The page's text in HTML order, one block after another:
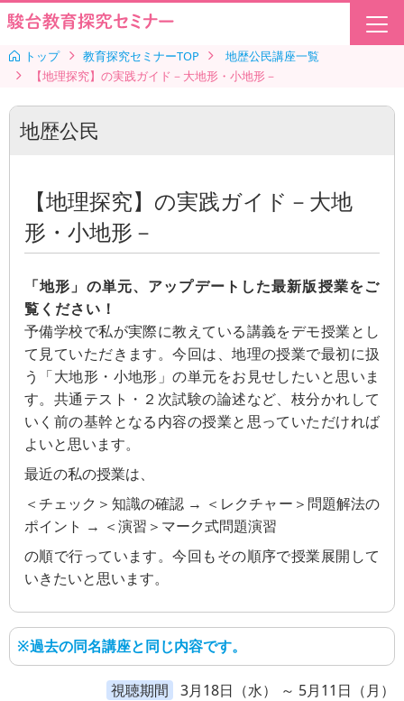
トップ 教育探究セミナーTOP
地歴公民講座一覧
【地理探究】の実践ガイド－大地形・小地形－
地歴公民
【地理探究】の実践ガイド－大地
形・小地形－
「地形」の単元、アップデートした最新版授業をご
覧ください！
予備学校で私が実際に教えている講義をデモ授業とし
て見ていただきます。今回は、地理の授業で最初に扱
う「大地形・小地形」の単元をお見せしたいと思いま
す。共通テスト・２次試験の論述など、枝分かれして
いく前の基幹となる内容の授業と思っていただければ
よいと思います。
最近の私の授業は、
＜チェック＞知識の確認 → ＜レクチャー＞問題解法の
ポイント → ＜演習＞マーク式問題演習
の順で行っています。今回もその順序で授業展開して
いきたいと思います。
※過去の同名講座と同じ内容です。
視聴期間 3月18日（水） ～ 5月11日（月）